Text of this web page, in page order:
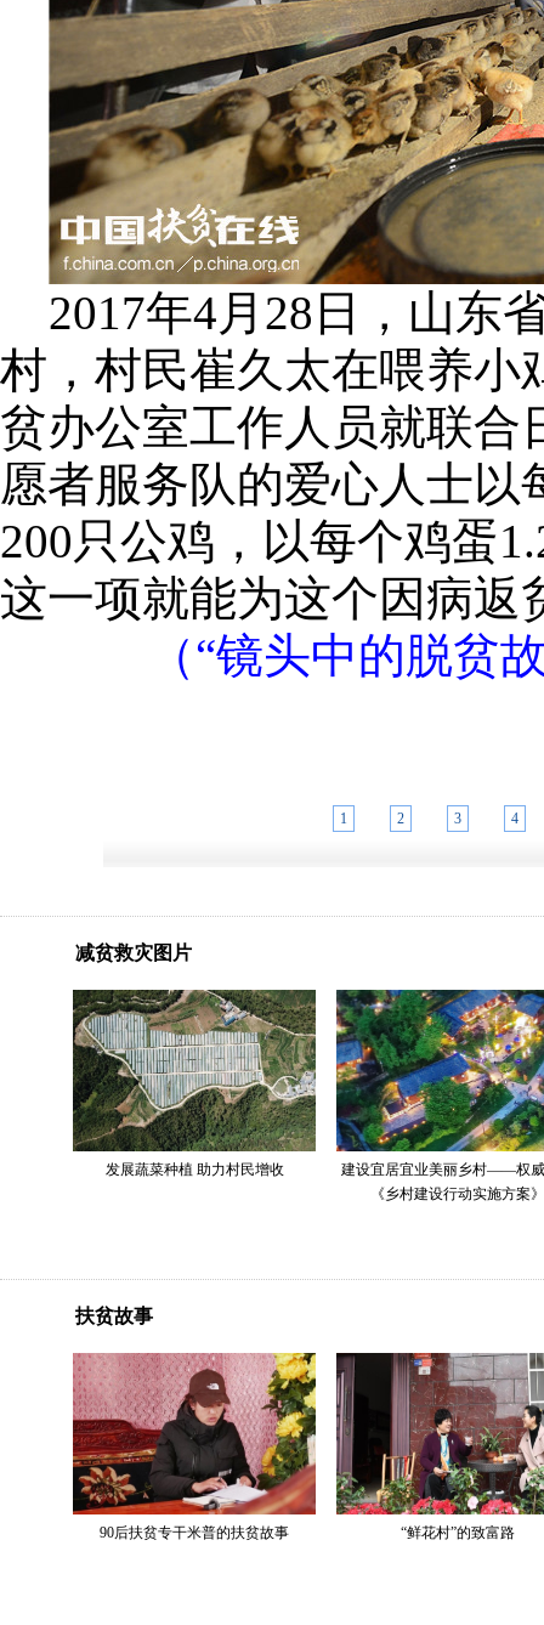
2017年4月28日，山东
村，村民崔久太在喂养小
贫办公室工作人员就联合
愿者服务队的爱心人士以
200只公鸡，以每个鸡蛋
这一项就能为这个因病返
（“镜头中的脱贫
1 2 3 4